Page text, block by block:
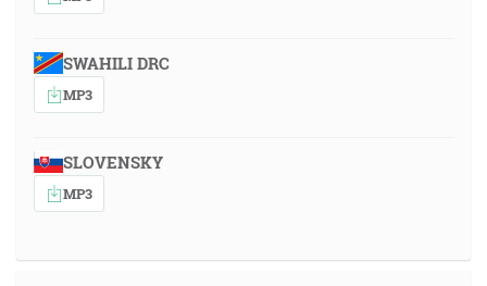
SWAHILI DRC
MP3
SLOVENSKY
MP3